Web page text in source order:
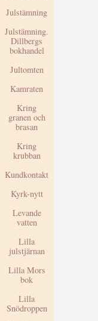
Julstämning
Julstämning.
Dillbergs
bokhandel
Jultomten
Kamraten
Kring
granen och
brasan
Kring
krubban
Kundkontakt
Kyrk-nytt
Levande
vatten
Lilla
julstjärnan
Lilla Mors
bok
Lilla
Snödroppen